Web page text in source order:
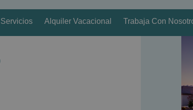
Servicios Alquiler Vacacional Trabaja Con